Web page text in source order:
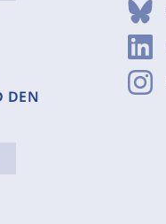
DEN